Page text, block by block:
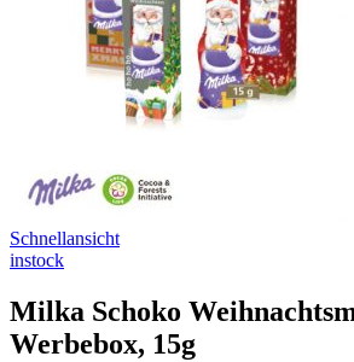
Schnellansicht
instock
Milka Schoko
Werbebox, 15g